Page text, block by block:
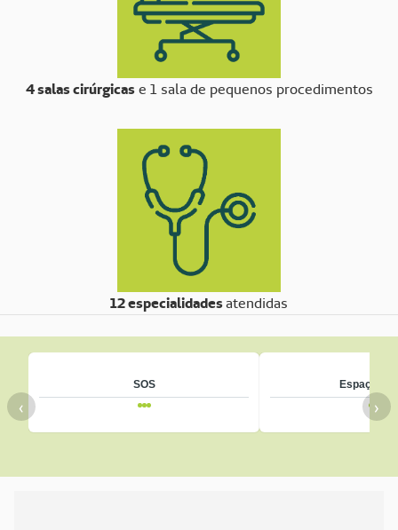
4 salas cirúrgicase 1 sala de pequenos procedimentos
12 especialidadesatendidas
‹ ›
SOS Espaço +